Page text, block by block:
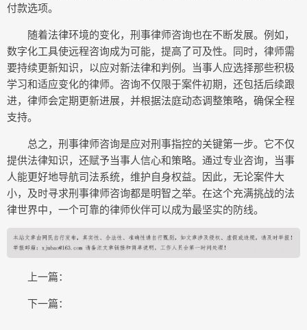
付款选项。
随着法律环境的变化，刑事律师咨询也在不断发展。例如，
数字化工具使远程咨询成为可能，提高了可及性。同时，律师需
要持续更新知识，以应对新法律和判例。当事人应选择那些积极
学习和适应变化的律师。咨询不仅限于案件初期，还包括后续跟
进，律师会定期更新进展，并根据法庭动态调整策略，确保全程
支持。
总之，刑事律师咨询是应对刑事指控的关键第一步。它不仅
提供法律知识，还赋予当事人信心和策略。通过专业咨询，当事
人能更好地导航司法系统，维护自身权益。因此，无论案件大
小，及时寻求刑事律师咨询都是明智之举。在这个充满挑战的法
律世界中，一个可靠的律师伙伴可以成为最坚实的防线。
上一篇：
下一篇：